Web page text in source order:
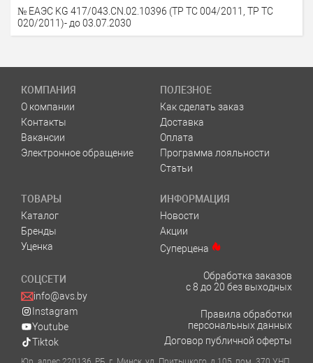
№ ЕАЭС KG 417/043.CN.02.10396 (ТР ТС 004/2011, ТР ТС
020/2011)- до 03.07.2030
КОМПАНИЯ
О компании
Контакты
Вакансии
Электронное обращение
ПОЛЕЗНОЕ
Как сделать заказ
Доставка
Оплата
Программа лояльности
Статьи
ТОВАРЫ
Каталог
Бренды
Уценка
ИНФОРМАЦИЯ
Новости
Акции
Суперцена
СОЦСЕТИ
info@avs.by
Instagram
Youtube
Tiktok
Обработка заказов
с 8 до 20 без выходных
Правила обработки
персональных данных
Договор публичной оферты